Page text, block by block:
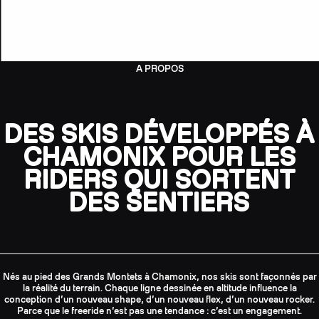
A PROPOS
DES SKIS DÉVELOPPÉS À
CHAMONIX POUR LES
RIDERS QUI SORTENT
DES SENTIERS
Nés au pied des Grands Montets à Chamonix, nos skis sont façonnés par
la réalité du terrain. Chaque ligne dessinée en altitude influence la
conception d’un nouveau shape, d’un nouveau flex, d’un nouveau rocker.
Parce que le freeride n’est pas une tendance : c’est un engagement.